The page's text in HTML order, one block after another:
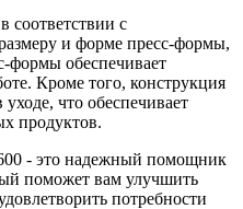
соответствии с
и форме пресс-формы,
формы обеспечивает
Кроме того, конструкция
что обеспечивает
продуктов.
- это надежный помощник
поможет вам улучшить
потребности